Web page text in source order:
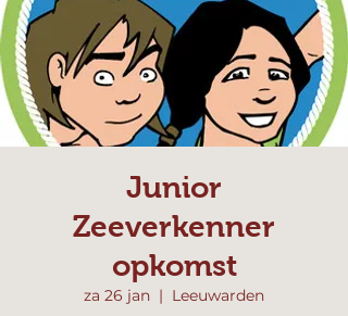
Junior
Zeeverkenner
opkomst
za 26 jan
  |
Leeuwarden